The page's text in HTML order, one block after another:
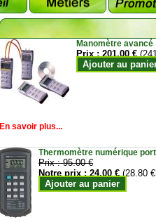
Manomètre avancé
Prix :201.00 €
Ajouter au
En savoir plus...
Thermomètre numérique
Prix :95.00 €
Notre prix :24.00 € (28.80
Ajouter au panier